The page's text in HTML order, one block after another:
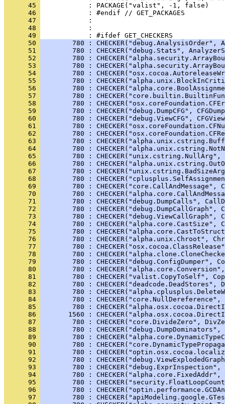
      45
      46
      47
      48
      49
      50
780 : CHECKER("debug.AnalysisOrder",
      51
780 : CHECKER("debug.Stats",
      52
780 :
      53
780 :
      54
780 :
      55
780 :
      56
780 :
      57
780 :
      58
780 :
      59
780 : CHECKER("debug.DumpCFG",
      60
780 : CHECKER("debug.ViewCFG",
      61
780 :
      62
780 :
      63
780 :
      64
780 :
      65
780 :
      66
780 :
      67
780 :
      68
780 :
      69
780 : CHECKER("core.CallAndMessage",
      70
780 :
      71
780 : CHECKER("debug.DumpCalls",
      72
780 : CHECKER("debug.DumpCallGraph",
      73
780 : CHECKER("debug.ViewCallGraph",
      74
780 : CHECKER("alpha.core.CastSize",
      75
780 :
      76
780 : CHECKER("alpha.unix.Chroot",
      77
780 :
      78
780 :
      79
780 : CHECKER("debug.ConfigDumper",
      80
780 :
      81
780 : CHECKER("valist.CopyToSelf",
      82
780 : CHECKER("deadcode.DeadStores",
      83
780 :
      84
780 :
      85
780 :
      86
1560 :
      87
780 : CHECKER("core.DivideZero",
      88
780 :
      89
780 :
      90
780 :
      91
780 :
      92
780 :
      93
780 :
      94
780 :
      95
780 :
      96
780 :
      97
780 :